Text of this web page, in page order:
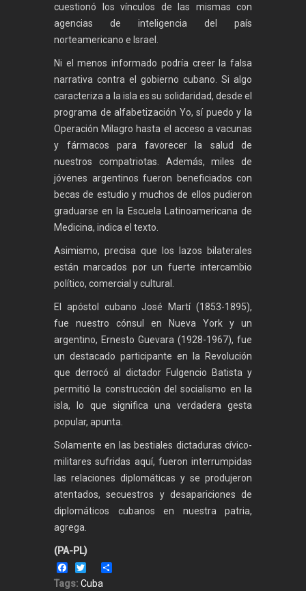
cuestionó los vínculos de las mismas con
agencias de inteligencia del país
norteamericano e Israel.
Ni el menos informado podría creer la falsa
narrativa contra el gobierno cubano. Si algo
caracteriza a la isla es su solidaridad, desde el
programa de alfabetización Yo, sí puedo y la
Operación Milagro hasta el acceso a vacunas
y fármacos para favorecer la salud de
nuestros compatriotas. Además, miles de
jóvenes argentinos fueron beneficiados con
becas de estudio y muchos de ellos pudieron
graduarse en la Escuela Latinoamericana de
Medicina, indica el texto.
Asimismo, precisa que los lazos bilaterales
están marcados por un fuerte intercambio
político, comercial y cultural.
El apóstol cubano José Martí (1853-1895),
fue nuestro cónsul en Nueva York y un
argentino, Ernesto Guevara (1928-1967), fue
un destacado participante en la Revolución
que derrocó al dictador Fulgencio Batista y
permitió la construcción del socialismo en la
isla, lo que significa una verdadera gesta
popular, apunta.
Solamente en las bestiales dictaduras cívico-
militares sufridas aquí, fueron interrumpidas
las relaciones diplomáticas y se produjeron
atentados, secuestros y desapariciones de
diplomáticos cubanos en nuestra patria,
agrega.
(PA-PL)
Facebook
Twitter
Tags: Cuba